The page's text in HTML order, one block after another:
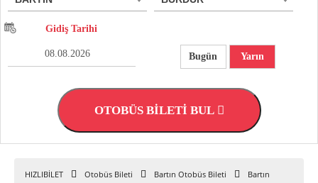
Gidiş Tarihi
Bugün Yarın
OTOBÜS BİLETİ BUL
HIZLIBİLET Otobüs Bileti Bartın Otobüs Bileti
Bartın